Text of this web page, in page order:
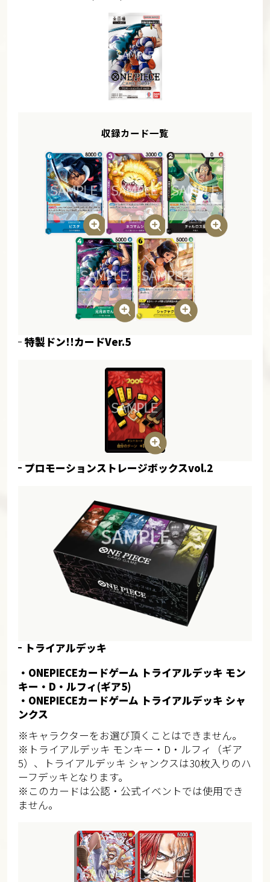
収録カード一覧
特製ドン!!カードVer.5
プロモーションストレージボックスvol.2
トライアルデッキ
・ONEPIECEカードゲーム トライアルデッキ モン
キー・D・ルフィ(ギア5)
・ONEPIECEカードゲーム トライアルデッキ シャ
ンクス
※キャラクターをお選び頂くことはできません。
※トライアルデッキ モンキー・D・ルフィ（ギア
5）、トライアルデッキ シャンクスは30枚入りのハ
ーフデッキとなります。
※このカードは公認・公式イベントでは使用でき
ません。​